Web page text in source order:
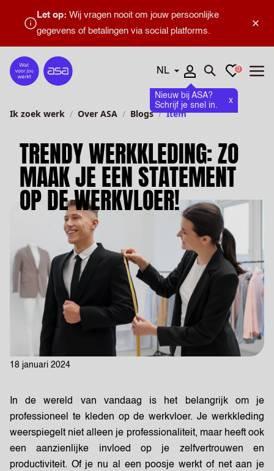
×
Let op: Wij vragen nooit om jouw persoonlijke
gegevens of betalingen via social platforms.
Home
Talen
Nieuw bij ASA?
Schrijf je snel in.
x
Zoeken openen
Favorieten
0
Ik zoek werk Over ASA Blogs Item
TRENDY WERKKLEDING: ZO
MAAK JE EEN STATEMENT
OP DE WERKVLOER!
18 januari 2024
In de wereld van vandaag is het belangrijk om je
professioneel te kleden op de werkvloer. Je werkkleding
weerspiegelt niet alleen je professionaliteit, maar heeft ook
een aanzienlijke invloed op je zelfvertrouwen en
productiviteit. Of je nu al een poosje werkt of net aan je